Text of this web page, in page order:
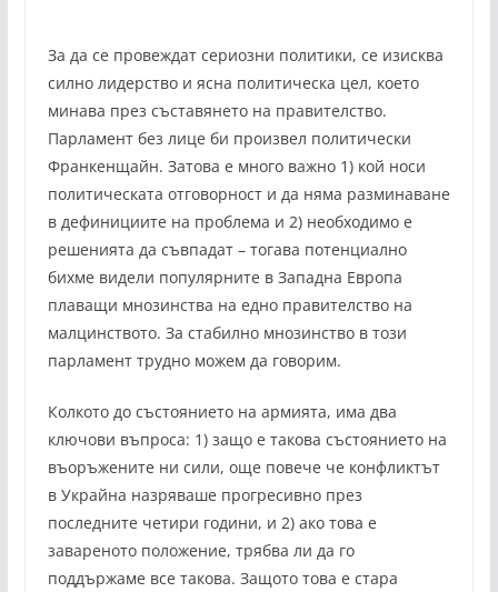
За да се провеждат сериозни политики, се изисква
силно лидерство и ясна политическа цел, което
минава през съставянето на правителство.
Парламент без лице би произвел политически
Франкенщайн. Затова е много важно 1) кой носи
политическата отговорност и да няма разминаване
в дефинициите на проблема и 2) необходимо е
решенията да съвпадат – тогава потенциално
бихме видели популярните в Западна Европа
плаващи мнозинства на едно правителство на
малцинството. За стабилно мнозинство в този
парламент трудно можем да говорим.
Колкото до състоянието на армията, има два
ключови въпроса: 1) защо е такова състоянието на
въоръжените ни сили, още повече че конфликтът
в Украйна назряваше прогресивно през
последните четири години, и 2) ако това е
завареното положение, трябва ли да го
поддържаме все такова. Защото това е стара